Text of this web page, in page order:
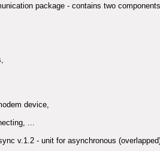
package - contains two
device,
...
v.1.2 - unit for asynchronous